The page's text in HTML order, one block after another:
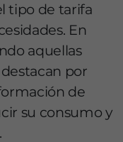
tipo de tarifa
En
aquellas
por
de
su consumo y